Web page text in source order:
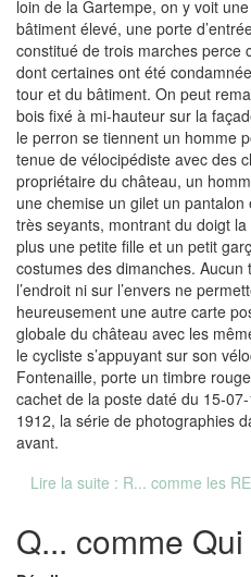
loin de la Gartempe, on y voit
bâtiment élevé, une porte
constitué de trois marches perce
dont certaines ont été
tour et du bâtiment. On peut
bois fixé à mi-hauteur sur la
le perron se tiennent un homme
tenue de vélocipédiste avec des
propriétaire du château, un
une chemise un gilet un
très seyants, montrant du doigt
plus une petite fille et un petit
costumes des dimanches.
l’endroit ni sur l’envers ne
heureusement une autre carte
globale du château avec les
le cycliste s’appuyant sur son
Fontenaille, porte un timbre
cachet de la poste daté du 15-
1912, la série de photographies
avant.
Lire la suite : R... comme les
Q... comme